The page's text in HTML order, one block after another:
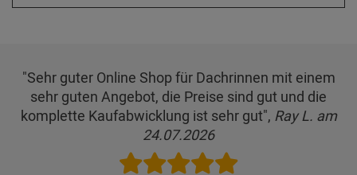
"Sehr guter Online Shop für Dachrinnen mit einem
sehr guten Angebot, die Preise sind gut und die
komplette Kaufabwicklung ist sehr gut", Ray L. am
24.07.2026